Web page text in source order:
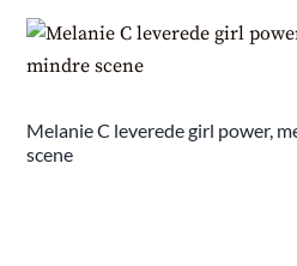
Melanie C leverede girl power,
scene